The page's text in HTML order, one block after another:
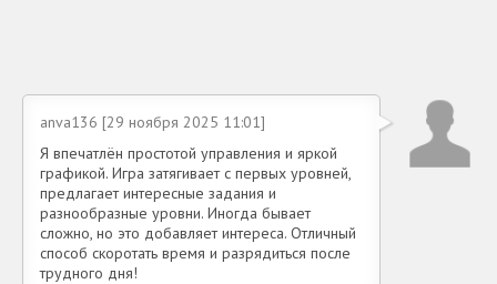
anva136 [29 ноября 2025 11:01]
Я впечатлён простотой управления и яркой
графикой. Игра затягивает с первых уровней,
предлагает интересные задания и
разнообразные уровни. Иногда бывает
сложно, но это добавляет интереса. Отличный
способ скоротать время и разрядиться после
трудного дня!